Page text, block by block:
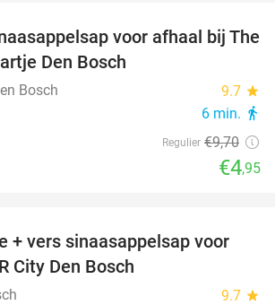
49%
voor afhaal bij The
Den Bosch
Bosch 9.7 star
6 min. directions_walk
Regulier €9,70
€4,95
37%
+ vers sinaasappelsap voor
City Den Bosch
9.7 star